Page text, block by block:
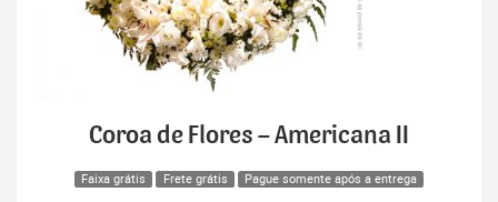
Coroa de Flores – Americana II
Faixa grátis Frete grátis Pague somente após a entrega